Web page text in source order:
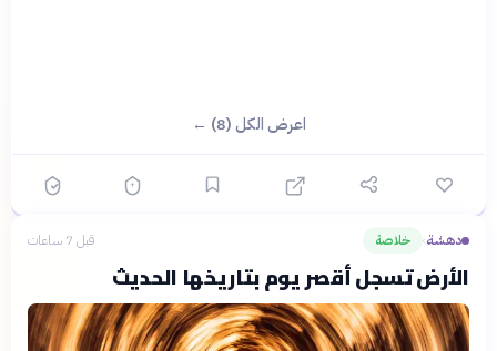
اعرض الكل (8) ←
دهشة› خلاصة قبل 7 ساعات
الأرض تسجل أقصر يوم بتاريخها الحديث